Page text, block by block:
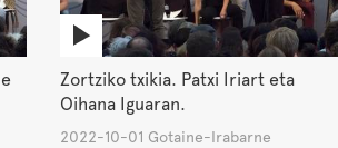
Zortziko txikia. Patxi Iriart eta
Oihana Iguaran.
2022-10-01 Gotaine-Irabarne